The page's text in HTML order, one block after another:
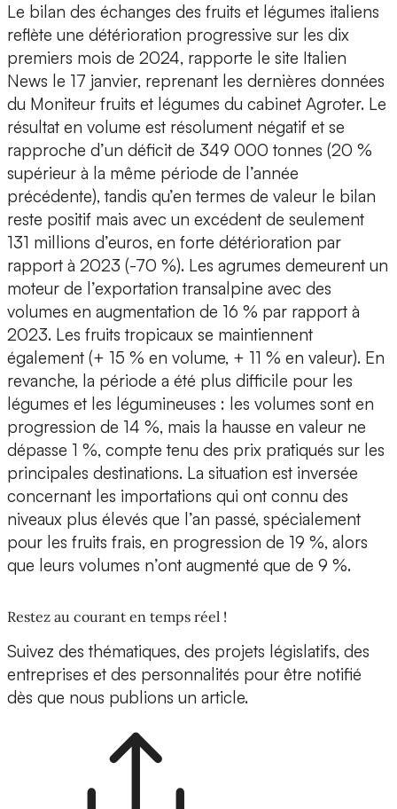
Le bilan des échanges des fruits et légumes italiens
reflète une détérioration progressive sur les dix
premiers mois de 2024, rapporte le site Italien
News le 17 janvier, reprenant les dernières données
du Moniteur fruits et légumes du cabinet Agroter. Le
résultat en volume est résolument négatif et se
rapproche d’un déficit de 349 000 tonnes (20 %
supérieur à la même période de l’année
précédente), tandis qu’en termes de valeur le bilan
reste positif mais avec un excédent de seulement
131 millions d’euros, en forte détérioration par
rapport à 2023 (-70 %). Les agrumes demeurent un
moteur de l’exportation transalpine avec des
volumes en augmentation de 16 % par rapport à
2023. Les fruits tropicaux se maintiennent
également (+ 15 % en volume, + 11 % en valeur). En
revanche, la période a été plus difficile pour les
légumes et les légumineuses : les volumes sont en
progression de 14 %, mais la hausse en valeur ne
dépasse 1 %, compte tenu des prix pratiqués sur les
principales destinations. La situation est inversée
concernant les importations qui ont connu des
niveaux plus élevés que l’an passé, spécialement
pour les fruits frais, en progression de 19 %, alors
que leurs volumes n’ont augmenté que de 9 %.
Restez au courant en temps réel !
Suivez des thématiques, des projets législatifs, des
entreprises et des personnalités pour être notifié
dès que nous publions un article.